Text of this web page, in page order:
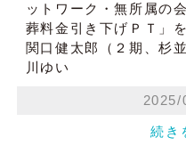
ットワーク・無所属の
葬料金引き下げＰＴ」
関口健太郎（２期、杉
川ゆい
2025/
続き